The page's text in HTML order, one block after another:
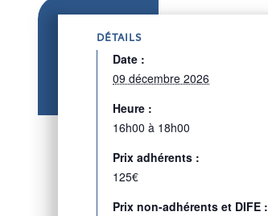
DÉTAILS
Date :
09 décembre 2026
Heure :
16h00 à 18h00
Prix adhérents :
125€
Prix non-adhérents et DIFE :